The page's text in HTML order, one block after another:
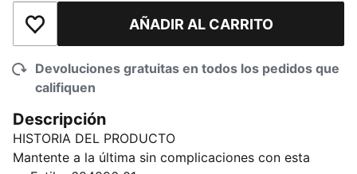
Añadir a la lista de deseosAÑADIR AL CARRITO
Devoluciones gratuitas en todos los pedidos que
califiquen
Descripción
HISTORIA DEL PRODUCTO
Mantente a la última sin complicaciones con esta